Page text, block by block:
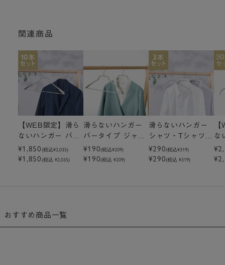
関連商品
【WEB限定】滑ら
ないハンガー バー
タイプ ジャケット
用メンズ グレー 1
¥1,850(税込¥2,035)
¥1,850(税込 ¥2,035)
滑らないハンガー
バータイプ ジャケ
ット用レディース
グレー
¥190(税込¥209)
¥190(税込 ¥209)
滑らないハンガー
シャツ・Tシャツ用
グレー 3本セット
¥290(税込¥319)
¥290(税込 ¥319)
な
ツ
レ
おすすめ商品一覧